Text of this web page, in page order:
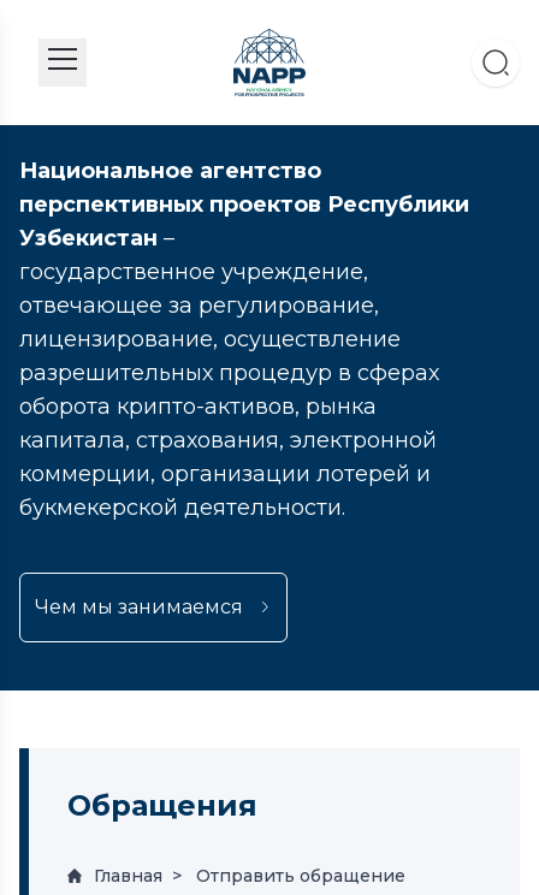
Национальное агентство
перспективных проектов Республики
Узбекистан –
государственное учреждение,
отвечающее за регулирование,
лицензирование, осуществление
разрешительных процедур в сферах
оборота крипто-активов, рынка
капитала, страхования, электронной
коммерции, организации лотерей и
букмекерской деятельности.
Чем мы занимаемся
Обращения
Главная Отправить обращение